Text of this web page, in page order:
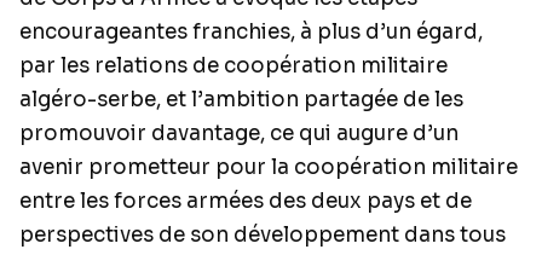
encourageantes franchies, à plus d’un égard,
par les relations de coopération militaire
algéro-serbe, et l’ambition partagée de les
promouvoir davantage, ce qui augure d’un
avenir prometteur pour la coopération militaire
entre les forces armées des deux pays et de
perspectives de son développement dans tous